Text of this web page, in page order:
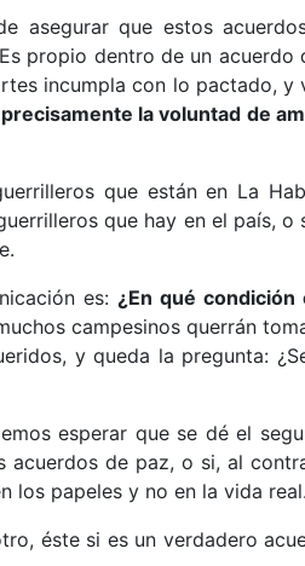
asegurar que estos
propio dentro de un acuerdo
incumpla con lo pactado, y
la voluntad de
que están en La
que hay en el país, o
es: ¿En qué condición
campesinos querrán
y queda la pregunta:
esperar que se dé el
acuerdos de paz, o si, al
los papeles y no en la vida real.
éste si es un verdadero